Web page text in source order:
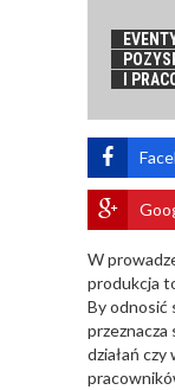
I
W
produkcja
By odnosić
przeznacza
działań